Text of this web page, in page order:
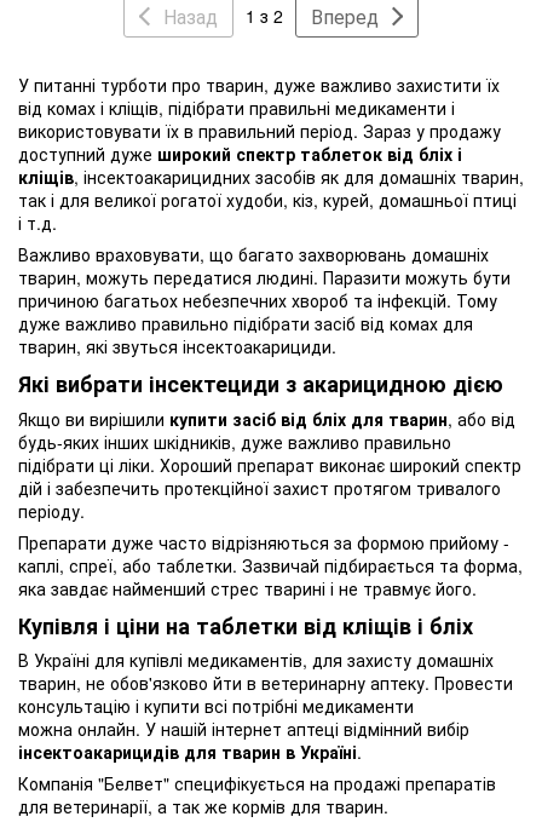
Назад 1 з 2 Вперед
У питанні турботи про тварин, дуже важливо захистити їх
від комах і кліщів, підібрати правильні медикаменти і
використовувати їх в правильний період. Зараз у продажу
доступний дуже широкий спектр таблеток від бліх і
кліщів, інсектоакарицидних засобів як для домашніх тварин,
так і для великої рогатої худоби, кіз, курей, домашньої птиці
і т.д.
Важливо враховувати, що багато захворювань домашніх
тварин, можуть передатися людині. Паразити можуть бути
причиною багатьох небезпечних хвороб та інфекцій. Тому
дуже важливо правильно підібрати засіб від комах для
тварин, які звуться інсектоакарициди.
Які вибрати інсектециди з акарицидною дією
Якщо ви вирішили купити засіб від бліх для тварин, або від
будь-яких інших шкідників, дуже важливо правильно
підібрати ці ліки. Хороший препарат виконає широкий спектр
дій і забезпечить протекційної захист протягом тривалого
періоду.
Препарати дуже часто відрізняються за формою прийому -
каплі, спреї, або таблетки. Зазвичай підбирається та форма,
яка завдає найменший стрес тварині і не травмує його.
Купівля і ціни на таблетки від кліщів і бліх
В Україні для купівлі медикаментів, для захисту домашніх
тварин, не обов'язково йти в ветеринарну аптеку. Провести
консультацію і купити всі потрібні медикаменти
можна онлайн. У нашій інтернет аптеці відмінний вибір
інсектоакарицидів для тварин в Україні.
Компанія "Белвет" специфікується на продажі препаратів
для ветеринарії, а так же кормів для тварин.